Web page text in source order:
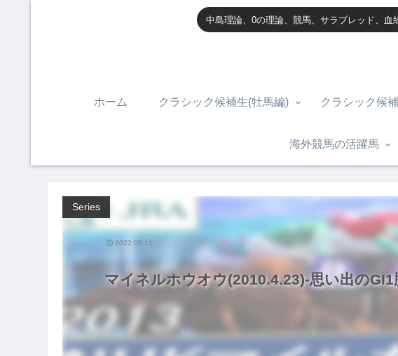
中島理論、0の理論、競馬、サラブレッド、血
ホーム クラシック候補生(牡馬編) クラシック候
海外競馬の活躍馬
マイネルホウオウ(2010.4.23)-思い出の
Series
2022.08.11